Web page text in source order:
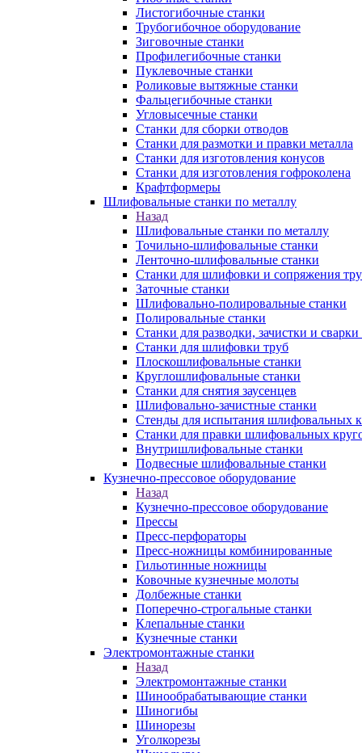
Листогибочные станки
Трубогибочное оборудование
Зиговочные станки
Профилегибочные станки
Пуклевочные станки
Роликовые вытяжные станки
Фальцегибочные станки
Угловысечные станки
Станки для сборки отводов
Станки для размотки и правки металла
Станки для изготовления конусов
Станки для изготовления гофроколена
Крафтформеры
Шлифовальные станки по металлу
Назад
Шлифовальные станки по металлу
Точильно-шлифовальные станки
Ленточно-шлифовальные станки
Станки для шлифовки и сопряжения
Заточные станки
Шлифовально-полировальные станки
Полировальные станки
Станки для разводки, зачистки и сварки
Станки для шлифовки труб
Плоскошлифовальные станки
Круглошлифовальные станки
Станки для снятия заусенцев
Шлифовально-зачистные станки
Стенды для испытания шлифовальных
Станки для правки шлифовальных
Внутришлифовальные станки
Подвесные шлифовальные станки
Кузнечно-прессовое оборудование
Назад
Кузнечно-прессовое оборудование
Прессы
Пресс-перфораторы
Пресс-ножницы комбинированные
Гильотинные ножницы
Ковочные кузнечные молоты
Долбежные станки
Поперечно-строгальные станки
Клепальные станки
Кузнечные станки
Электромонтажные станки
Назад
Электромонтажные станки
Шинообрабатывающие станки
Шиногибы
Шинорезы
Уголкорезы